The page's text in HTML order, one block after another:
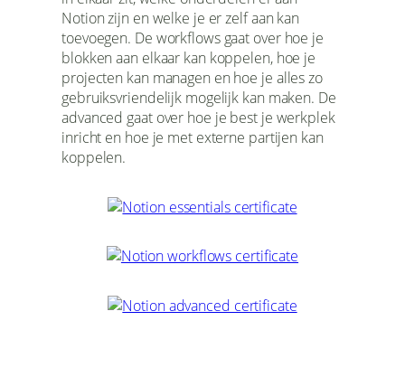
Notion zijn en welke je er zelf aan kan
toevoegen. De workflows gaat over hoe je
blokken aan elkaar kan koppelen, hoe je
projecten kan managen en hoe je alles zo
gebruiksvriendelijk mogelijk kan maken. De
advanced gaat over hoe je best je werkplek
inricht en hoe je met externe partijen kan
koppelen.